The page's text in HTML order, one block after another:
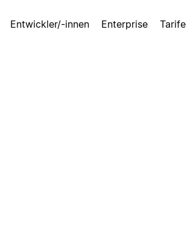
Entwickler/-innen Enterprise Tarife